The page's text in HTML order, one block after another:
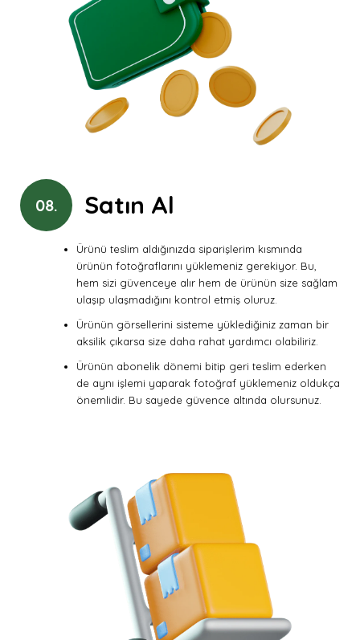
08. Satın Al
Ürünü teslim aldığınızda siparişlerim kısmında
ürünün fotoğraflarını yüklemeniz gerekiyor. Bu,
hem sizi güvenceye alır hem de ürünün size sağlam
ulaşıp ulaşmadığını kontrol etmiş oluruz.
Ürünün görsellerini sisteme yüklediğiniz zaman bir
aksilik çıkarsa size daha rahat yardımcı olabiliriz.
Ürünün abonelik dönemi bitip geri teslim ederken
de aynı işlemi yaparak fotoğraf yüklemeniz oldukça
önemlidir. Bu sayede güvence altında olursunuz.